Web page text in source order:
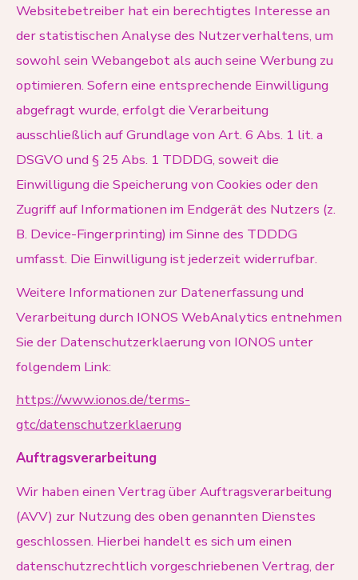
Websitebetreiber hat ein berechtigtes Interesse an
der statistischen Analyse des Nutzerverhaltens, um
sowohl sein Webangebot als auch seine Werbung zu
optimieren. Sofern eine entsprechende Einwilligung
abgefragt wurde, erfolgt die Verarbeitung
ausschließlich auf Grundlage von Art. 6 Abs. 1 lit. a
DSGVO und § 25 Abs. 1 TDDDG, soweit die
Einwilligung die Speicherung von Cookies oder den
Zugriff auf Informationen im Endgerät des Nutzers (z.
B. Device-Fingerprinting) im Sinne des TDDDG
umfasst. Die Einwilligung ist jederzeit widerrufbar.
Weitere Informationen zur Datenerfassung und
Verarbeitung durch IONOS WebAnalytics entnehmen
Sie der Datenschutzerklaerung von IONOS unter
folgendem Link:
https://www.ionos.de/terms-
gtc/datenschutzerklaerung
Auftragsverarbeitung
Wir haben einen Vertrag über Auftragsverarbeitung
(AVV) zur Nutzung des oben genannten Dienstes
geschlossen. Hierbei handelt es sich um einen
datenschutzrechtlich vorgeschriebenen Vertrag, der